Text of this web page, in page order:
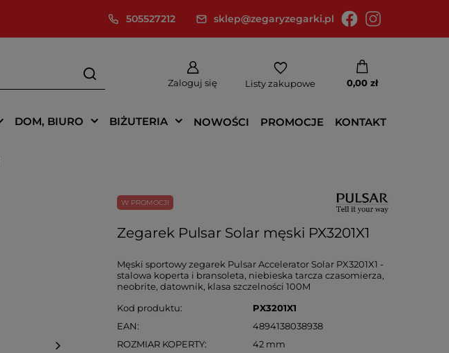
505527212 sklep@zegaryzegarki.pl
Zaloguj się Listy zakupowe 0,00 zł
DOM, BIURO BIŻUTERIA NOWOŚCI PROMOCJE KONTAKT
W PROMOCJI
Zegarek Pulsar Solar męski PX3201X1
Męski sportowy zegarek Pulsar Accelerator Solar PX3201X1 -
stalowa koperta i bransoleta, niebieska tarcza czasomierza,
neobrite, datownik, klasa szczelności 100M
Kod produktu
PX3201X1
EAN
4894138038938
ROZMIAR KOPERTY
42 mm